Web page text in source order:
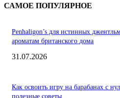
САМОЕ ПОПУЛЯРНОЕ
Penhaligon’s для истинных
ароматам британского дома
31.07.2026
Как освоить игру на барабанах с
полезные советы